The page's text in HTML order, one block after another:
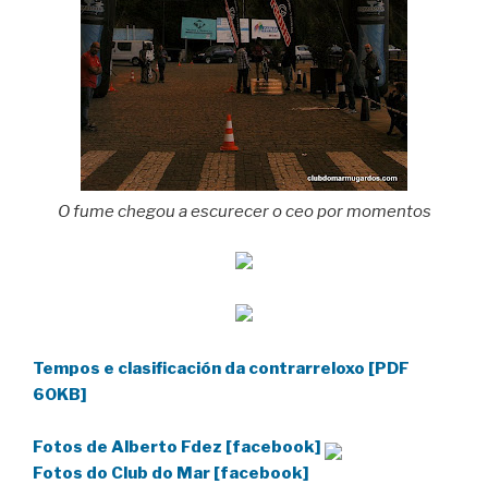
O fume chegou a escurecer o ceo por momentos
Tempos e clasificación da contrarreloxo [PDF
60KB]
Fotos de Alberto Fdez [facebook]
Fotos do Club do Mar [facebook]